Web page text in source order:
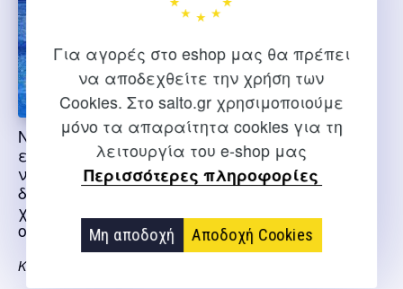
Για αγορές στο eshop μας θα πρέπει
να αποδεχθείτε την χρήση των
Cookies. Στο salto.gr χρησιμοποιούμε
μόνο τα απαραίτητα cookies για τη
λειτουργία του e-shop μας
Περισσότερες πληροφορίες
Μη αποδοχή Αποδοχή Cookies
Ναυαγοσωστική ΙΙ
επαγγελματική
ναυαγοσωστική
διάσωση με τη
χρήση μέσων και
οχημάτων
Καρακύριος Δημήτρης
Ναυαγοσωστική Ι
Καρακύριος Δ.